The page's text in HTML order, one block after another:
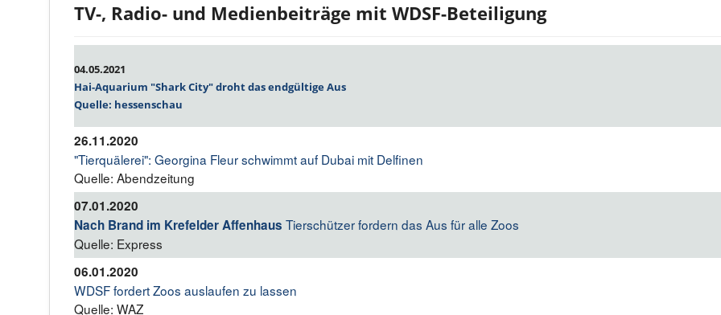
TV-, Radio- und Medienbeiträge mit WDSF-Beteiligung
04.05.2021
Hai-Aquarium "Shark City" droht das endgültige Aus
Quelle: hessenschau
26.11.2020
"Tierquälerei": Georgina Fleur schwimmt auf Dubai mit Delfinen
Quelle: Abendzeitung
07.01.2020
Nach Brand im Krefelder Affenhaus Tierschützer fordern das Aus für alle Zoos
Quelle: Express
06.01.2020
WDSF fordert Zoos auslaufen zu lassen
Quelle: WAZ